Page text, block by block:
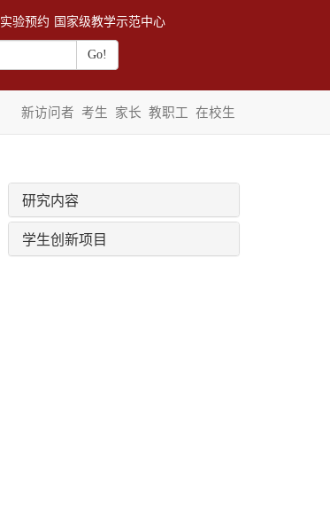
实验预约 国家级教学示范中心
新访问者 考生 家长 教职工 在校生
研究内容
学生创新项目